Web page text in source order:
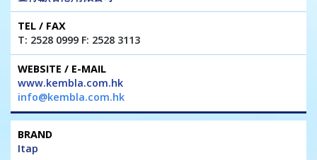
T: 2528 0999 F: 2528 3113
www.kembla.com.hk
info@kembla.com.hk
Itap